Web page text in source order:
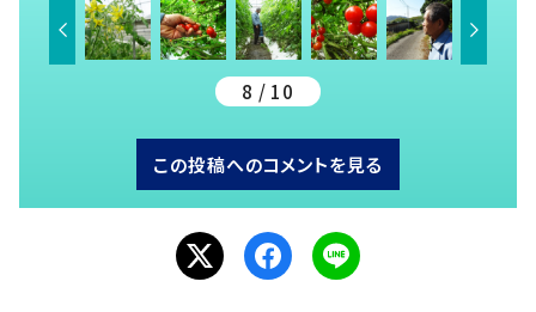
8 / 10
この投稿へのコメントを見る